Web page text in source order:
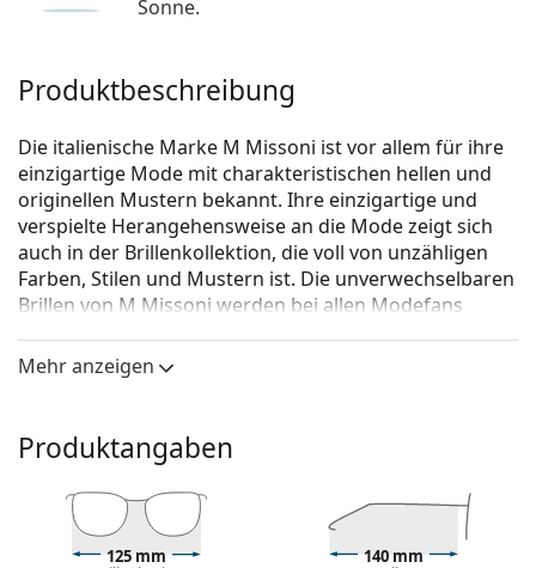
Sonne.
Produktbeschreibung
Die italienische Marke M Missoni ist vor allem für ihre
einzigartige Mode mit charakteristischen hellen und
originellen Mustern bekannt. Ihre einzigartige und
verspielte Herangehensweise an die Mode zeigt sich
auch in der Brillenkollektion, die voll von unzähligen
Farben, Stilen und Mustern ist. Die unverwechselbaren
Brillen von M Missoni werden bei allen Modefans
M Missoni MMI 0007 807 19 46
Brillenfassung
zu kühlen Hauttönen und hellblondem,
hellbraunem oder schwarzem Haar.
Eine runde Rahmenform ist ideal für Menschen mit
Mehr anzeigen
Produktangaben
125 mm 140 mm